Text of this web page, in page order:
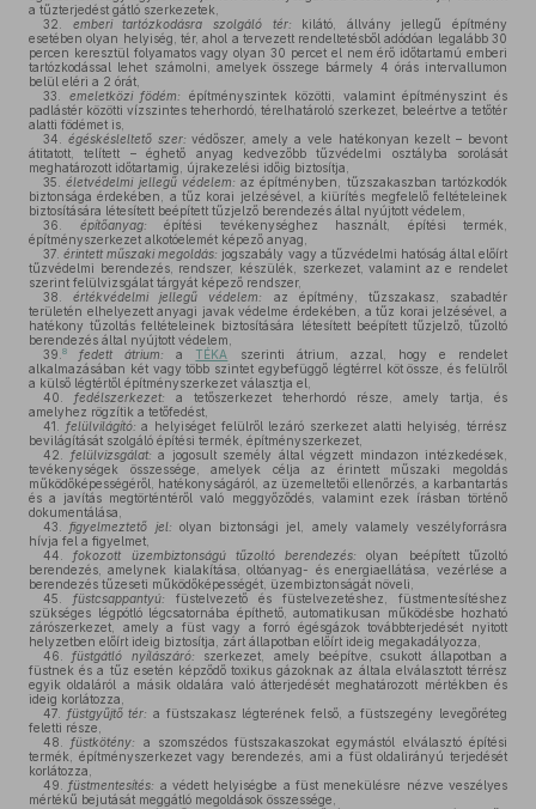
a tűzterjedést gátló szerkezetek,
32.
emberi tartózkodásra szolgáló tér: kilátó, állvány jellegű építmény
esetében olyan helyiség, tér, ahol a tervezett rendeltetésből adódóan legalább 30
percen keresztül folyamatos vagy olyan 30 percet el nem érő időtartamú emberi
tartózkodással lehet számolni, amelyek összege bármely 4 órás intervallumon
belül eléri a 2 órát,
33.
emeletközi födém: építményszintek közötti, valamint építményszint és
padlástér közötti vízszintes teherhordó, térelhatároló szerkezet, beleértve a tetőtér
alatti födémet is,
34.
égéskésleltető szer: védőszer, amely a vele hatékonyan kezelt – bevont
átitatott, telített – éghető anyag kedvezőbb tűzvédelmi osztályba sorolását
meghatározott időtartamig, újrakezelési időig biztosítja,
35.
életvédelmi jellegű védelem: az építményben, tűzszakaszban tartózkodók
biztonsága érdekében, a tűz korai jelzésével, a kiürítés megfelelő feltételeinek
biztosítására létesített beépített tűzjelző berendezés által nyújtott védelem,
36.
építőanyag: építési tevékenységhez használt, építési termék,
építményszerkezet alkotóelemét képező anyag,
37. érintett műszaki megoldás: jogszabály vagy a tűzvédelmi hatóság által előírt
tűzvédelmi berendezés, rendszer, készülék, szerkezet, valamint az e rendelet
szerint felülvizsgálat tárgyát képező rendszer,
38.
értékvédelmi jellegű védelem:
az építmény, tűzszakasz, szabadtér
területén elhelyezett anyagi javak védelme érdekében, a tűz korai jelzésével, a
hatékony tűzoltás feltételeinek biztosítására létesített beépített tűzjelző, tűzoltó
berendezés által nyújtott védelem,
39. 8 fedett átrium:a TÉKA
szerinti átrium, azzal, hogy e rendelet
alkalmazásában két vagy több szintet egybefüggő légtérrel köt össze, és felülről
a külső légtértől építményszerkezet választja el,
40.
fedélszerkezet: a tetőszerkezet teherhordó része, amely tartja, és
amelyhez rögzítik a tetőfedést,
41.
felülvilágító: a helyiséget felülről lezáró szerkezet alatti helyiség, térrész
bevilágítását szolgáló építési termék, építményszerkezet,
42.
felülvizsgálat: a jogosult személy által végzett mindazon intézkedések,
tevékenységek összessége, amelyek célja az érintett műszaki megoldás
működőképességéről, hatékonyságáról, az üzemeltetői ellenőrzés, a karbantartás
és a javítás megtörténtéről való meggyőződés, valamint ezek írásban történő
dokumentálása,
43.
figyelmeztető jel: olyan biztonsági jel, amely valamely veszélyforrásra
hívja fel a figyelmet,
44.
fokozott üzembiztonságú tűzoltó berendezés: olyan beépített tűzoltó
berendezés, amelynek kialakítása, oltóanyag- és energiaellátása, vezérlése a
berendezés tűzeseti működőképességét, üzembiztonságát növeli,
45.
füstcsappantyú: füstelvezető és füstelvezetéshez, füstmentesítéshez
szükséges légpótló légcsatornába építhető, automatikusan működésbe hozható
zárószerkezet, amely a füst vagy a forró égésgázok továbbterjedését nyitott
helyzetben előírt ideig biztosítja, zárt állapotban előírt ideig megakadályozza,
46.
füstgátló nyílászáró: szerkezet, amely beépítve, csukott állapotban a
füstnek és a tűz esetén képződő toxikus gázoknak az általa elválasztott térrész
egyik oldaláról a másik oldalára való átterjedését meghatározott mértékben és
ideig korlátozza,
47.
füstgyűjtő tér: a füstszakasz légterének felső, a füstszegény levegőréteg
feletti része,
48.
füstkötény:
a szomszédos füstszakaszokat egymástól elválasztó építési
termék, építményszerkezet vagy berendezés, ami a füst oldalirányú terjedését
korlátozza,
49.
füstmentesítés: a védett helyiségbe a füst menekülésre nézve veszélyes
mértékű bejutását meggátló megoldások összessége,